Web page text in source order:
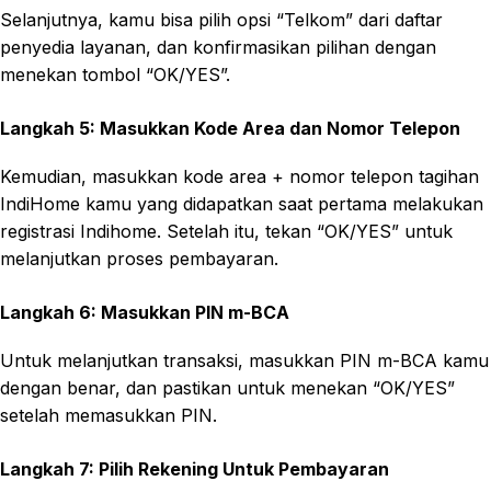
Selanjutnya, kamu bisa pilih opsi “Telkom” dari daftar
penyedia layanan, dan konfirmasikan pilihan dengan
menekan tombol “OK/YES”.
Langkah 5: Masukkan Kode Area dan Nomor Telepon
Kemudian, masukkan kode area + nomor telepon tagihan
IndiHome kamu yang didapatkan saat pertama melakukan
registrasi Indihome. Setelah itu, tekan “OK/YES” untuk
melanjutkan proses pembayaran.
Langkah 6: Masukkan PIN m-BCA
Untuk melanjutkan transaksi, masukkan PIN m-BCA kamu
dengan benar, dan pastikan untuk menekan “OK/YES”
setelah memasukkan PIN.
Langkah 7: Pilih Rekening Untuk Pembayaran